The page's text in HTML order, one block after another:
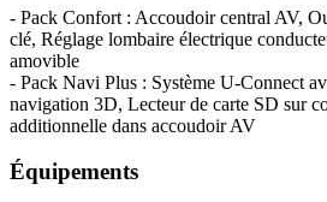
- Pack Confort : Accoudoir central AV,
clé, Réglage lombaire électrique
amovible
- Pack Navi Plus : Système U-Connect
navigation 3D, Lecteur de carte SD sur
additionnelle dans accoudoir AV
Équipements